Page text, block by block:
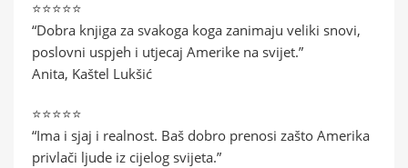
⭐⭐⭐⭐⭐
“Dobra knjiga za svakoga koga zanimaju veliki snovi,
poslovni uspjeh i utjecaj Amerike na svijet.”
Anita, Kaštel Lukšić
⭐⭐⭐⭐⭐
“Ima i sjaj i realnost. Baš dobro prenosi zašto Amerika
privlači ljude iz cijelog svijeta.”